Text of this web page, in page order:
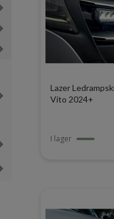
Lazer
Vito 2024+
I lager